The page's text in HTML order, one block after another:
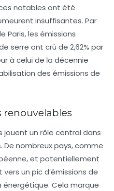
notables ont été
insuffisantes. Par
Paris, les émissions
serre ont crû de 2,62% par
à celui de la décennie
des émissions de
renouvelables
jouent un rôle central dans
De nombreux pays, comme
et potentiellement
un pic d’émissions de
énergétique. Cela marque